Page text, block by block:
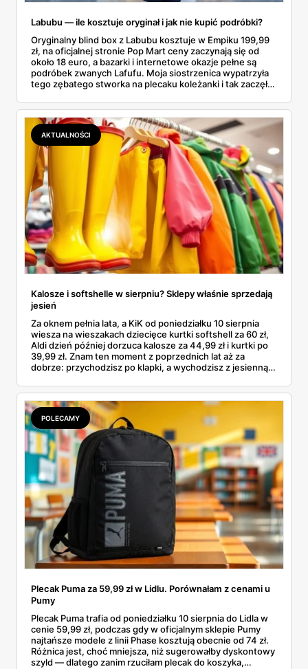
Labubu — ile kosztuje oryginał i jak nie kupić podróbki?
Oryginalny blind box z Labubu kosztuje w Empiku 199,99
zł, na oficjalnej stronie Pop Mart ceny zaczynają się od
około 18 euro, a bazarki i internetowe okazje pełne są
podróbek zwanych Lafufu. Moja siostrzenica wypatrzyła
tego zębatego stworka na plecaku koleżanki i tak zaczęło
kosztuje i po czym poznać, że sprzedawca nie wciska nam
podróbki. Spisałam wszystko, czego się dowiedziałam —
łącznie z jedną wpadką, o której za chwilę.
AKTUALNOŚCI
Kalosze i softshelle w sierpniu? Sklepy właśnie sprzedają
jesień
Za oknem pełnia lata, a KiK od poniedziałku 10 sierpnia
wiesza na wieszakach dziecięce kurtki softshell za 60 zł,
Aldi dzień później dorzuca kalosze za 44,99 zł i kurtki po
39,99 zł. Znam ten moment z poprzednich lat aż za
dobrze: przychodzisz po klapki, a wychodzisz z jesienną
pojawi się w gazetkach w przyszłym tygodniu i czy jest
sens kupować jesień, zanim skończą się wakacje.
POLECAMY
Plecak Puma za 59,99 zł w Lidlu. Porównałam z cenami u
Pumy
Plecak Puma trafia od poniedziałku 10 sierpnia do Lidla w
cenie 59,99 zł, podczas gdy w oficjalnym sklepie Pumy
najtańsze modele z linii Phase kosztują obecnie od 74 zł.
Różnica jest, choć mniejsza, niż sugerowałby dyskontowy
szyld — dlatego zanim rzuciłam plecak do koszyka,